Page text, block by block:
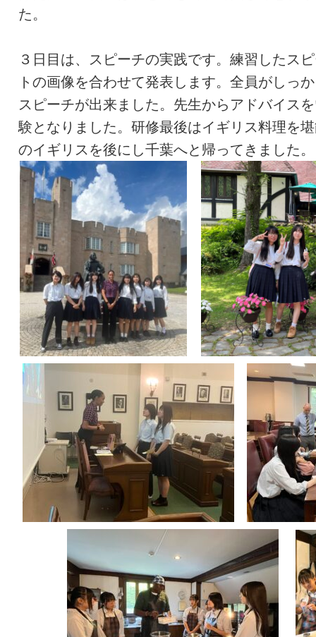
た。
３日目は、スピーチの実践です。練習したス
トの画像を合わせて発表します。全員がしっ
スピーチが出来ました。先生からアドバイス
験となりました。研修最後はイギリス料理を
のイギリスを後にし千葉へと帰ってきました。